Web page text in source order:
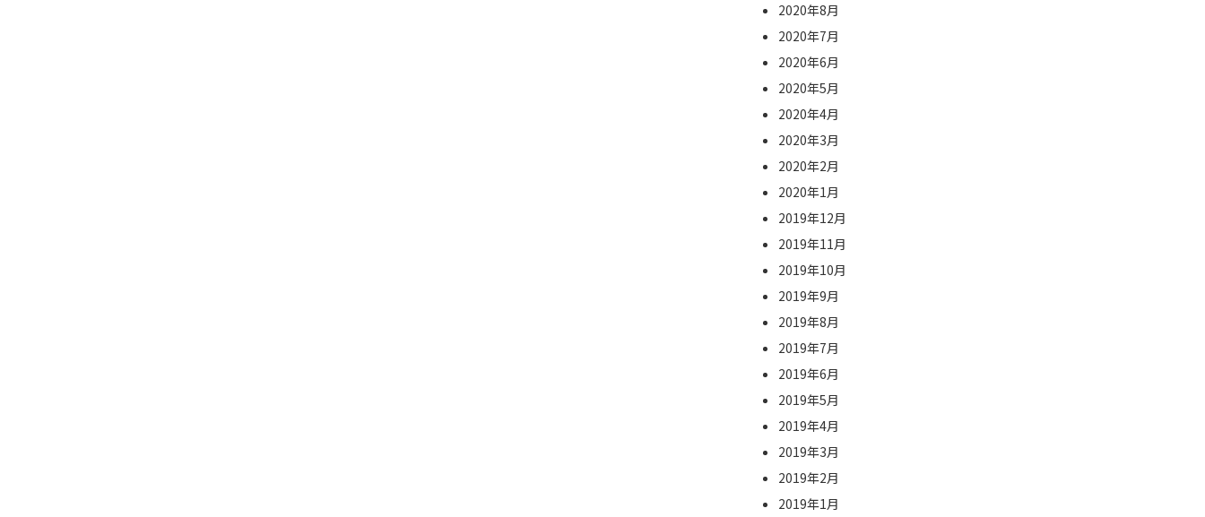
2020年8月
2020年7月
2020年6月
2020年5月
2020年4月
2020年3月
2020年2月
2020年1月
2019年12月
2019年11月
2019年10月
2019年9月
2019年8月
2019年7月
2019年6月
2019年5月
2019年4月
2019年3月
2019年2月
2019年1月